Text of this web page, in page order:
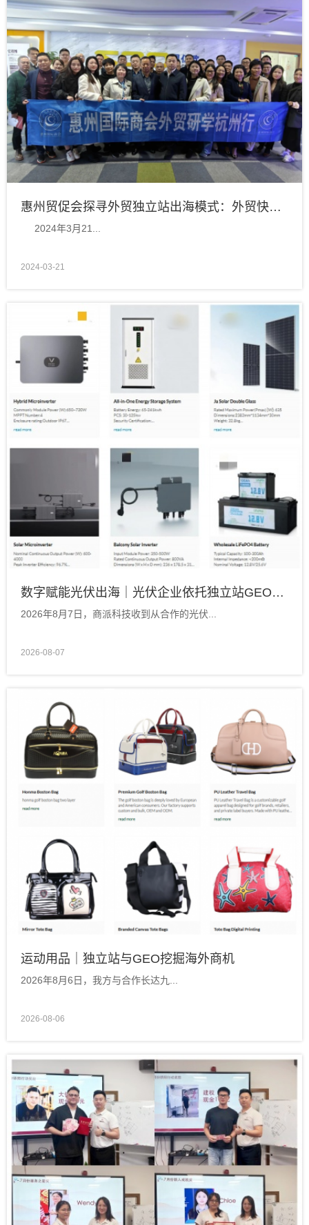
惠州贸促会探寻外贸独立站出海模式：外贸快车研学交流之旅
2024年3月21...
2024-03-21
数字赋能光伏出海｜光伏企业依托独立站GEO运营斩获海外大额订单
2026年8月7日，商派科技收到从合作的光伏...
2026-08-07
运动用品｜独立站与GEO挖掘海外商机
2026年8月6日，我方与合作长达九...
2026-08-06